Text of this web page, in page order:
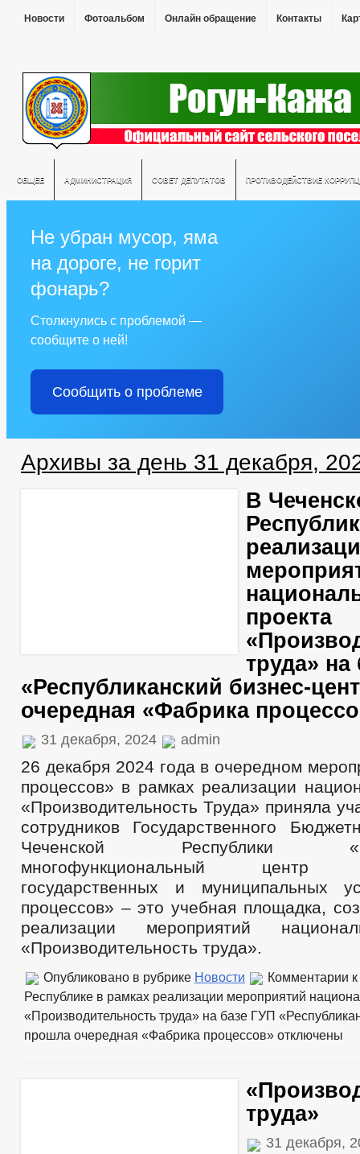
Новости Фотоальбом Онлайн обращение Контакты
ОБЩЕЕ АДМИНИСТРАЦИЯ СОВЕТ ДЕПУТАТОВ ПРОТИВОДЕЙСТВИЕ
Не убран мусор, яма
на дороге, не горит
фонарь?
Столкнулись с проблемой —
сообщите о ней!
Сообщить о проблеме
Архивы за день 31 декабря,
В
проекта
труда» на
«Республиканский бизнес-
очередная «Фабрика
31 декабря, 2024 admin
26 декабря 2024 года в очередном
процессов» в рамках реализации
«Производительность Труда» приняла
сотрудников Государственного
Чеченской Республики
многофункциональный центр
государственных и муниципальных
процессов» – это учебная площадка,
реализации мероприятий
«Производительность труда».
Опубликовано в рубрике Новости Комментарии
Республике в рамках реализации мероприятий
«Производительность труда» на базе ГУП
прошла очередная «Фабрика процессов» отключены
труда»
31 декабря,